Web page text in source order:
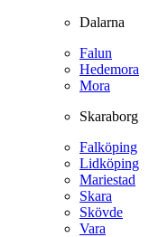
Dalarna
Falun
Hedemora
Mora
Skaraborg
Falköping
Lidköping
Mariestad
Skara
Skövde
Vara